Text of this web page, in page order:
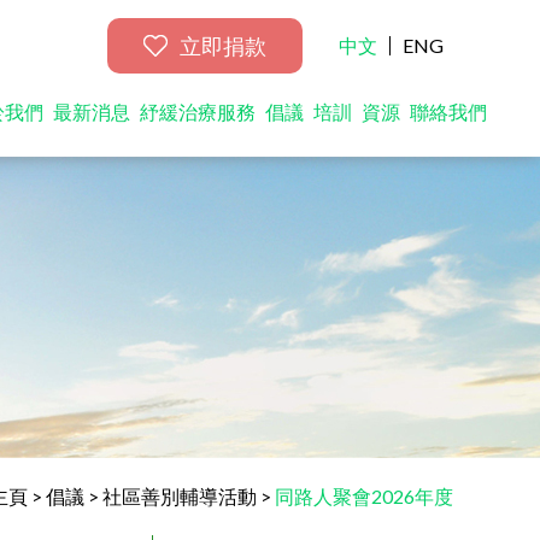
立即捐款 中文 ENG
們 最新消息 紓緩治療服務 倡議 培訓 資源 聯絡我們
頁 > 倡議 > 社區善別輔導活動 > 同路人聚會2026年度